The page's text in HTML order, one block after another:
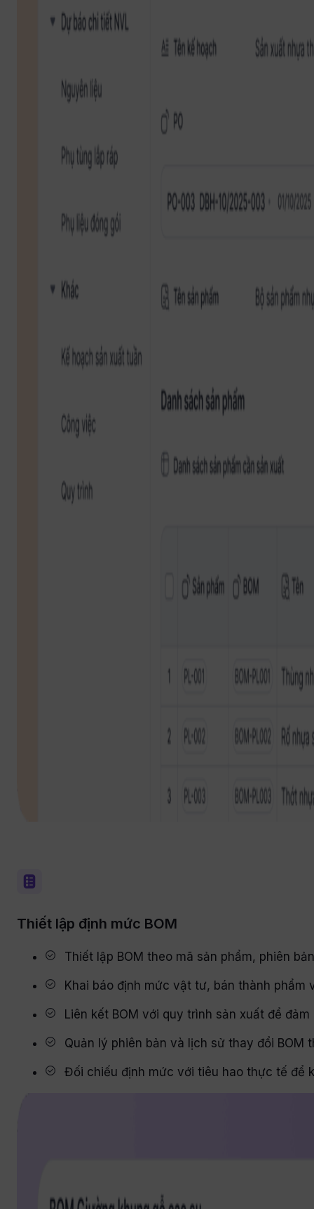
Thiết lập định mức BOM
Thiết lập BOM theo mã sản phẩm, phiên
Khai báo định mức vật tư, bán thành phẩm
Liên kết BOM với quy trình sản xuất để
Quản lý phiên bản và lịch sử thay đổi
Đối chiếu định mức với tiêu hao thực tế để